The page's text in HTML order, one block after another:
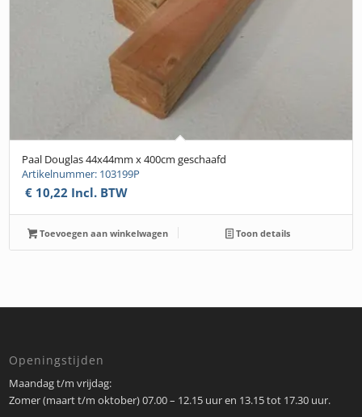
Paal Douglas 44x44mm x 400cm geschaafd
Artikelnummer: 103199P
€ 10,22 Incl. BTW
Toevoegen aan winkelwagen Toon details
Openingstijden
Maandag t/m vrijdag:
Zomer (maart t/m oktober) 07.00 – 12.15 uur en 13.15 tot 17.30 uur.